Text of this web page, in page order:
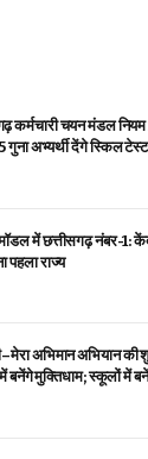
कर्मचारी चयन मंडल
गुना अभ्यर्थी देंगे स्किल
में छत्तीसगढ़ नंबर-1:
पहला राज्य
अभिमान अभियान
में बनेंगे मुक्तिधाम; स्कूलों में